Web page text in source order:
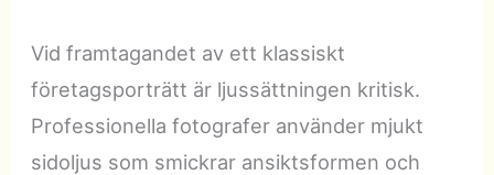
Vid framtagandet av ett klassiskt
företagsporträtt är ljussättningen kritisk.
Professionella fotografer använder mjukt
sidoljus som smickrar ansiktsformen och